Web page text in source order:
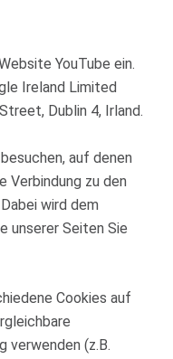
YouTube ein.
Ireland Limited
Dublin 4, Irland.
auf denen
Verbindung zu den
wird dem
unserer Seiten Sie
Cookies auf
verwenden (z.B.